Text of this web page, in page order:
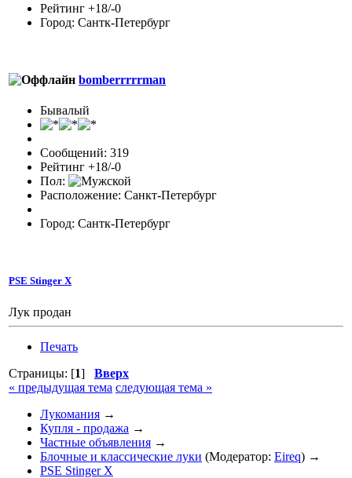
Рейтинг +18/-0
Город: Сантк-Петербург
bomberrrrrman
Бывалый
Сообщений: 319
Рейтинг +18/-0
Пол:
Расположение: Санкт-Петербург
Город: Сантк-Петербург
PSE Stinger X
Лук продан
Печать
Страницы: [1] Вверх
« предыдущая тема следующая тема »
Лукомания →
Купля - продажа →
Частные объявления →
Блочные и классические луки (Модератор: Eireq) →
PSE Stinger X